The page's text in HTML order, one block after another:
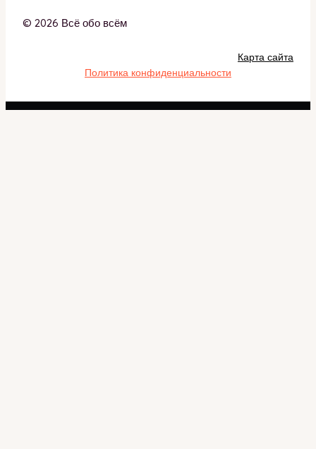
© 2026 Всё обо всём
Карта сайта
Политика конфиденциальности